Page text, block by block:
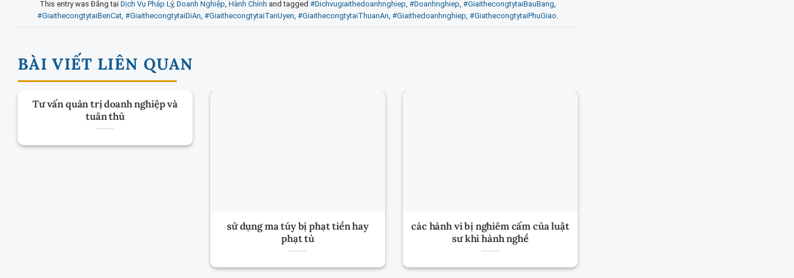
This entry was Đăng tại Dịch Vụ Pháp Lý, Doanh Nghiệp, Hành Chính and tagged #Dichvugiaithedoanhnghiep, #Doanhnghiep, #GiaithecongtytaiBauBang,
#GiaithecongtytaiBenCat, #GiaithecongtytaiDiAn, #GiaithecongtytaiTanUyen, #GiaithecongtytaiThuanAn, #Giaithedoanhnghiep, #GiathecongtytaiPhuGiao.
BÀI VIẾT LIÊN QUAN
Tư vấn quản trị doanh nghiệp và
tuân thủ
sử dụng ma túy bị phạt tiền hay
phạt tù
các hành vi bị nghiêm cấm của luật
sư khi hành nghề